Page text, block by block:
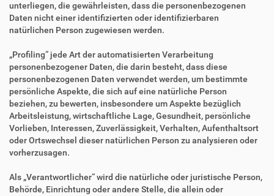
unterliegen, die gewährleisten, dass die personenbezogenen
Daten nicht einer identifizierten oder identifizierbaren
natürlichen Person zugewiesen werden.
„Profiling“ jede Art der automatisierten Verarbeitung
personenbezogener Daten, die darin besteht, dass diese
personenbezogenen Daten verwendet werden, um bestimmte
persönliche Aspekte, die sich auf eine natürliche Person
beziehen, zu bewerten, insbesondere um Aspekte bezüglich
Arbeitsleistung, wirtschaftliche Lage, Gesundheit, persönliche
Vorlieben, Interessen, Zuverlässigkeit, Verhalten, Aufenthaltsort
oder Ortswechsel dieser natürlichen Person zu analysieren oder
vorherzusagen.
Als „Verantwortlicher“ wird die natürliche oder juristische Person,
Behörde, Einrichtung oder andere Stelle, die allein oder